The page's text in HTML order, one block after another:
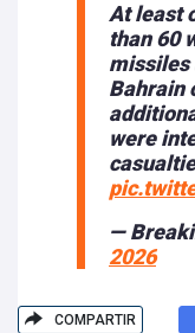
At least
than 60
missiles
Bahrain
were
—
2026
COMPARTIR